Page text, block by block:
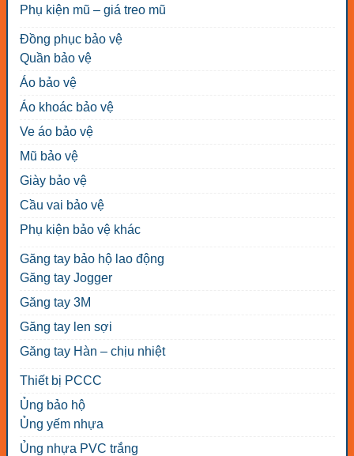
Phụ kiện mũ – giá treo mũ
Đồng phục bảo vệ
Quần bảo vệ
Áo bảo vệ
Áo khoác bảo vệ
Ve áo bảo vệ
Mũ bảo vệ
Giày bảo vệ
Cầu vai bảo vệ
Phụ kiện bảo vệ khác
Găng tay bảo hộ lao động
Găng tay Jogger
Găng tay 3M
Găng tay len sợi
Găng tay Hàn – chịu nhiệt
Thiết bị PCCC
Ủng bảo hộ
Ủng yếm nhựa
Ủng nhựa PVC trắng